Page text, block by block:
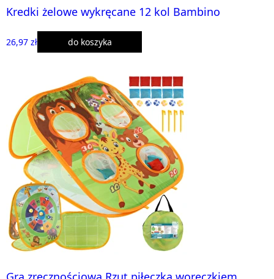
Kredki żelowe wykręcane 12 kol Bambino
26,97 zł do koszyka